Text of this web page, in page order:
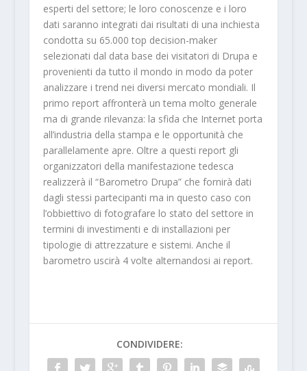
esperti del settore; le loro conoscenze e i loro
dati saranno integrati dai risultati di una inchiesta
condotta su 65.000 top decision-maker
selezionati dal data base dei visitatori di Drupa e
provenienti da tutto il mondo in modo da poter
analizzare i trend nei diversi mercato mondiali. Il
primo report affronterà un tema molto generale
ma di grande rilevanza: la sfida che Internet porta
all’industria della stampa e le opportunità che
parallelamente apre. Oltre a questi report gli
organizzatori della manifestazione tedesca
realizzerà il “Barometro Drupa” che fornirà dati
dagli stessi partecipanti ma in questo caso con
l’obbiettivo di fotografare lo stato del settore in
termini di investimenti e di installazioni per
tipologie di attrezzature e sistemi. Anche il
barometro uscirà 4 volte alternandosi ai report.
CONDIVIDERE: